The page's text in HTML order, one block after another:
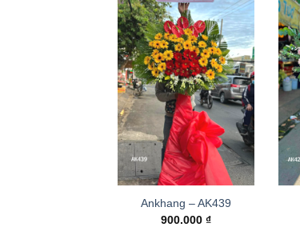
Ankhang – AK439
900.000 ₫